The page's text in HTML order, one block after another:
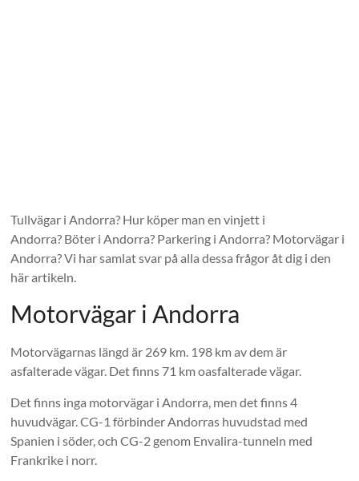
Tullvägar i Andorra? Hur köper man en vinjett i
Andorra? Böter i Andorra? Parkering i Andorra? Motorvägar i
Andorra? Vi har samlat svar på alla dessa frågor åt dig i den
här artikeln.
Motorvägar i Andorra
Motorvägarnas längd är 269 km. 198 km av dem är
asfalterade vägar. Det finns 71 km oasfalterade vägar.
Det finns inga motorvägar i Andorra, men det finns 4
huvudvägar. CG-1 förbinder Andorras huvudstad med
Spanien i söder, och CG-2 genom Envalira-tunneln med
Frankrike i norr.